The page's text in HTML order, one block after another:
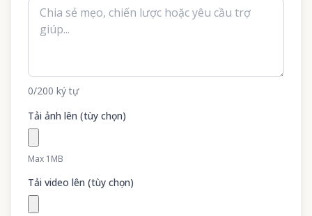
0/200 ký tự
Tải ảnh lên (tùy chọn)
Max 1MB
Tải video lên (tùy chọn)